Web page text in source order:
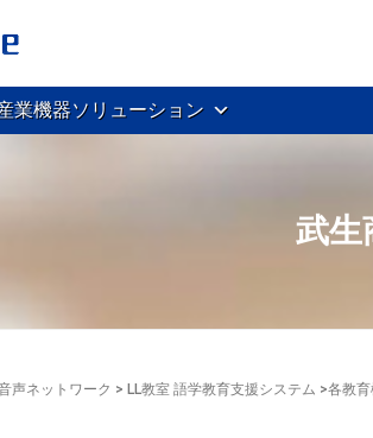
業機器ソリューション
武生
声ネットワーク > LL教室 語学教育支援システム >各教